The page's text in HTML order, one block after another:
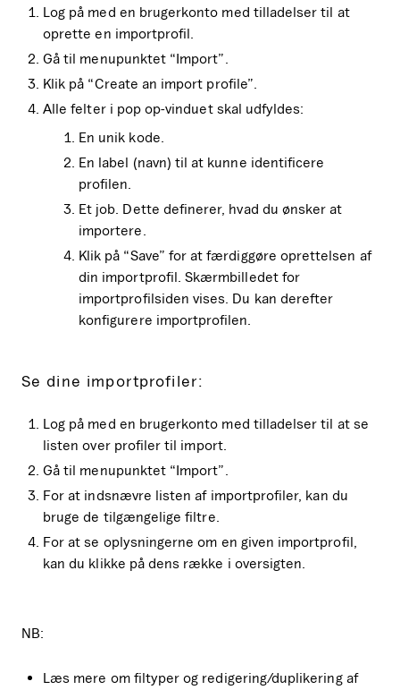
Log på med en brugerkonto med tilladelser til at
oprette en importprofil.
Gå til menupunktet “Import”.
Klik på “Create an import profile”.
Alle felter i pop op-vinduet skal udfyldes:
En unik kode.
En label (navn) til at kunne identificere
profilen.
Et job. Dette definerer, hvad du ønsker at
importere.
Klik på “Save” for at færdiggøre oprettelsen af ​​
din importprofil. Skærmbilledet for
importprofilsiden vises. Du kan derefter
konfigurere importprofilen.
Se dine importprofiler:
Log på med en brugerkonto med tilladelser til at se
listen over profiler til import.
Gå til menupunktet “Import”.
For at indsnævre listen af importprofiler, kan du
bruge de tilgængelige filtre.
For at se oplysningerne om en given importprofil,
kan du klikke på dens række i oversigten.
NB:
Læs mere om filtyper og redigering/duplikering af